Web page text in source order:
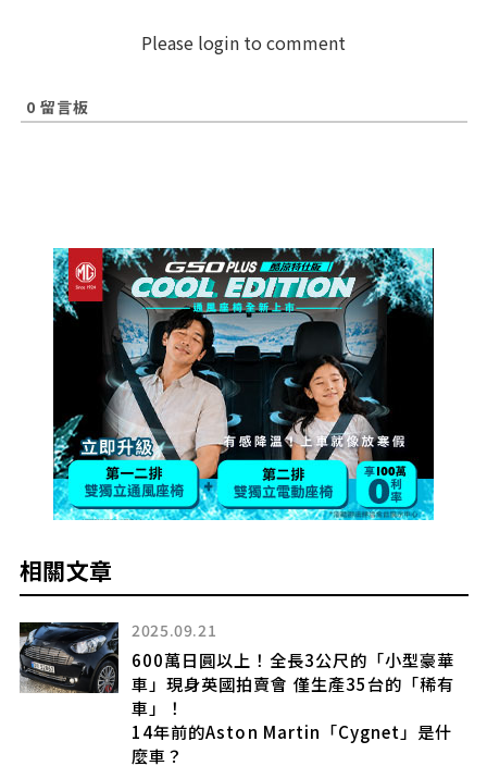
Please login to comment
0 留言板
相關文章
2025.09.21
600萬日圓以上！全長3公尺的「小型豪華
車」現身英國拍賣會 僅生產35台的「稀有
車」！
14年前的Aston Martin「Cygnet」是什
麼車？